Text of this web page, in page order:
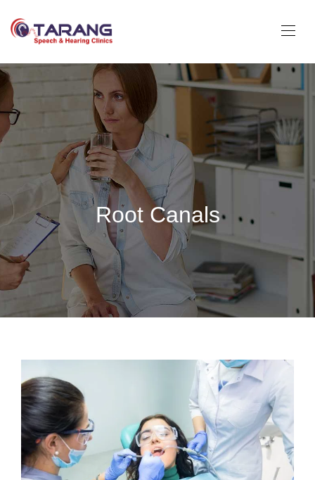
Root Canals